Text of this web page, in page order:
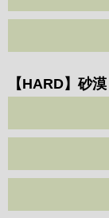
【HARD】砂漠